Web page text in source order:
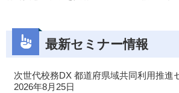
最新セミナー情報
次世代校務DX 都道府県域共同利用推進
2026年8月25日